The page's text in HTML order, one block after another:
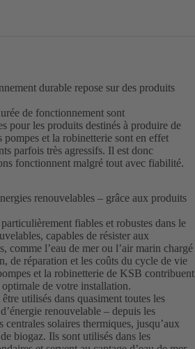
durable repose sur des produits
de fonctionnement sont
pour les produits destinés à produire de
pompes et la robinetterie sont en effet
parfois très agressifs. Il est donc
fonctionnent malgré tout avec fiabilité.
renouvelables – grâce aux produits
fiables et robustes dans le
capables de résister aux
comme l’eau de mer ou l’air marin chargé
de réparation et les coûts du cycle de vie
et la robinetterie de KSB contribuent
de votre installation.
utilisés dans quasiment toutes les
renouvelable – depuis les
centrales solaires thermiques, jusqu’aux
biogaz. Ils sont utilisés dans les